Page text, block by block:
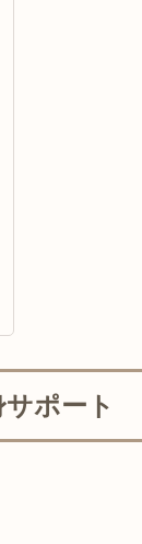
ポート